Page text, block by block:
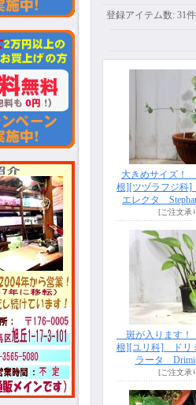
登録アイテム数: 31件
大きめサイズ！
根][ツヅラフジ科]
エレクタ
[ご注文承
斑が入ります
根][ユリ科] ドリ
ラータ
[ご注文承